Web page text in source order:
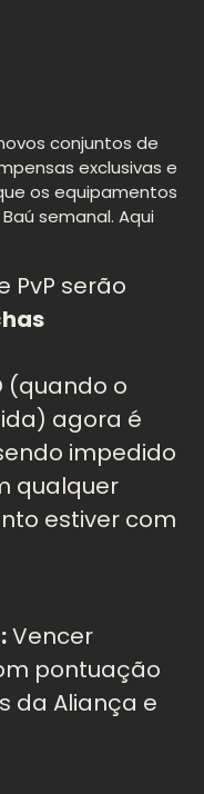
conjuntos de
exclusivas e
os equipamentos
semanal. Aqui
PvP serão
(quando o
agora é
impedido
qualquer
estiver com
Vencer
pontuação
da Aliança e